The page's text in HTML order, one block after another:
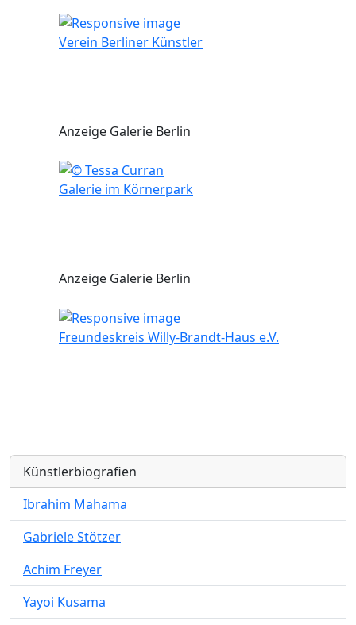
Verein Berliner Künstler
Anzeige Galerie Berlin
Galerie im Körnerpark
Anzeige Galerie Berlin
Freundeskreis Willy-Brandt-Haus e.V.
Künstlerbiografien
Ibrahim Mahama
Gabriele Stötzer
Achim Freyer
Yayoi Kusama